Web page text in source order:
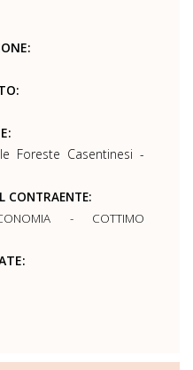
Foreste Casentinesi -
CONTRAENTE:
- COTTIMO